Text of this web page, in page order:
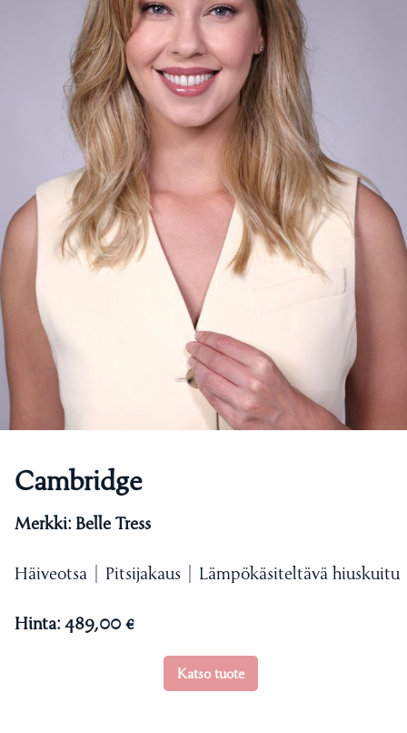
Cambridge
Merkki: Belle Tress
Häiveotsa | Pitsijakaus | Lämpökäsiteltävä hiuskuitu
Hinta: 489,00 €
Katso tuote